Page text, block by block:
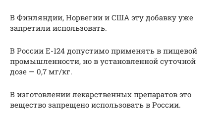
В Финляндии, Норвегии и США эту добавку уже
запретили использовать.
В России E-124 допустимо применять в пищевой
промышленности, но в установленной суточной
дозе — 0,7 мг/кг.
В изготовлении лекарственных препаратов это
вещество запрещено использовать в России.